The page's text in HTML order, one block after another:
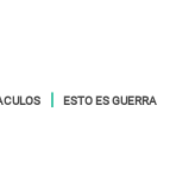
ESTO ES GUERRA